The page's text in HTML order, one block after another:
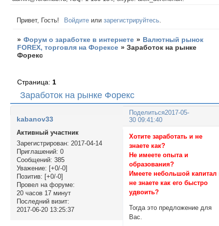
Привет, Гость! Войдите илизарегистрируйтесь
» Форум о заработке в интернете » Валютный рынок
FOREX, торговля на Форексе »Заработок на рынке
Форекс
Заработок на рынке Форекс
Страница: 1
Поделиться2017-05-
30 09:41:40
kabanov33
Активный участник
Зарегистрирован: 2017-04-14
Приглашений: 0
Сообщений: 385
Уважение: [+0/-0]
Позитив: [+0/-0]
Провел на форуме:
20 часов 17 минут
Последний визит:
2017-06-20 13:25:37
Хотите заработать и не
знаете как?
Не имеете опыта и
образования?
Имеете небольшой капитал
не знаете как его быстро
удвоить?
Тогда это предложение для
Вас.